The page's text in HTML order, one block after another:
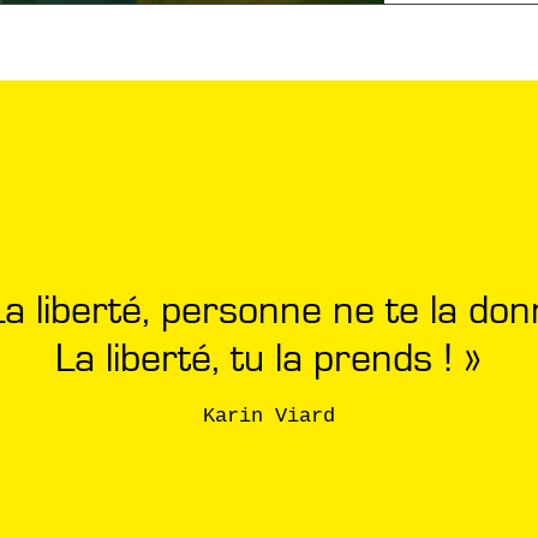
liberté, personne ne te la
La liberté, tu la prends ! »
Karin Viard